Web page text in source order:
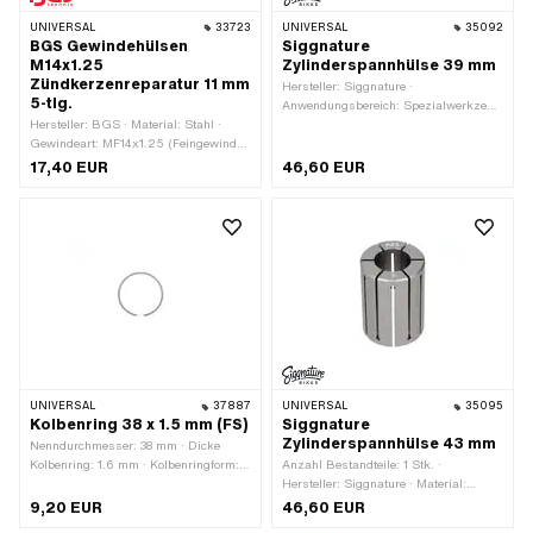
UNIVERSAL 33723
BGS Gewindehülsen
M14x1.25
Zündkerzenreparatur 11 mm
5-tlg.
Hersteller: BGS · Material: Stahl ·
Gewindeart: MF14x1.25 (Feingewinde)
· Gesamtlänge: 11.3 mm
17,40 EUR
UNIVERSAL 35092
Siggnature
Zylinderspannhülse 39 mm
Hersteller: Siggnature ·
Anwendungsbereich: Spezialwerkzeug
Gesamtlänge: 60 mm · Durchmesser:
39 mm · Ø innen: 24 - 34.2 mm · Ø
46,60 EUR
UNIVERSAL 37887
Kolbenring 38 x 1.5 mm (FS)
Nenndurchmesser: 38 mm · Dicke
Kolbenring: 1.6 mm · Kolbenringform:
Flankensicherung (FS) · Höhe: 1.5 mm
9,20 EUR
UNIVERSAL 35095
Siggnature
Zylinderspannhülse 43 mm
Anzahl Bestandteile: 1 Stk. ·
Hersteller: Siggnature · Material:
Aluminium · Oberfläche: eloxiert ·
46,60 EUR